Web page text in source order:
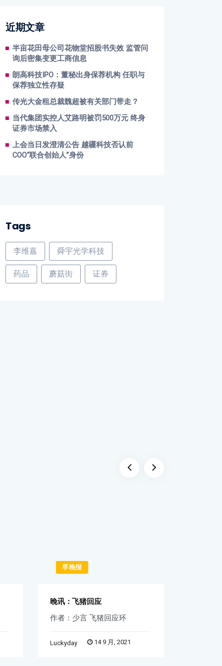
近期文章
半亩花田母公司花物堂招股书失效 监管问
询后密集变更工商信息
朗高科技IPO：董秘出身保荐机构 任职与
保荐独立性存疑
传光大金租总裁魏超被有关部门带走？
当代集团实控人艾路明被罚500万元 终身
证券市场禁入
上会当日发澄清公告 越疆科技否认前
COO“联合创始人”身份
Tags
李维嘉 舜宇光学科技
药品 蘑菇街 证券
早晚报
晚讯：飞猪回应
作者：少言 飞猪回应环
Luckyday 14 9 月, 2021